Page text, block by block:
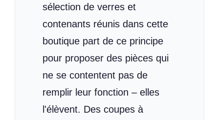
sélection de verres et
contenants réunis dans cette
boutique part de ce principe
pour proposer des pièces qui
ne se contentent pas de
remplir leur fonction – elles
l'élèvent. Des coupes à